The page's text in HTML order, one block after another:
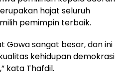
hajat seluruh
pemimpin terbaik.
Gowa sangat besar, dan ini
kehidupan demokrasi
kata Thafdil.